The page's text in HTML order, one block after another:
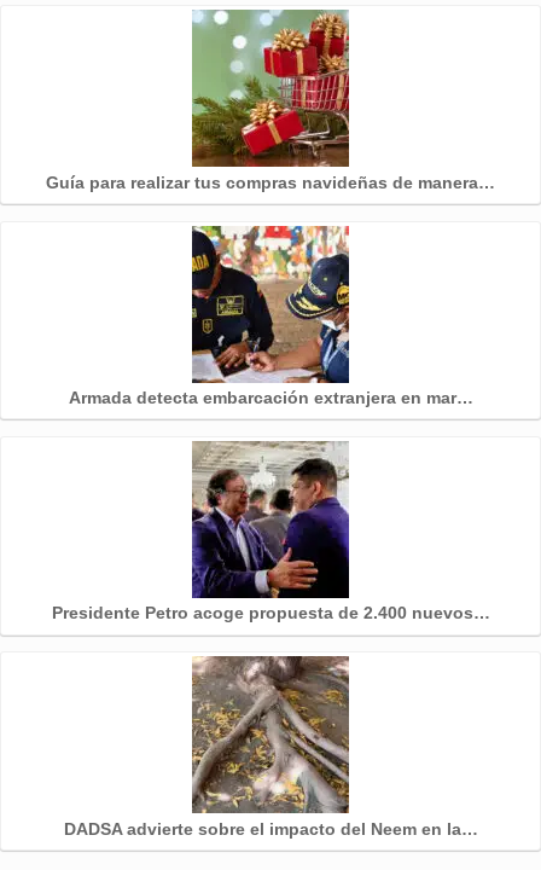
Guía para realizar tus compras navideñas de manera…
Armada detecta embarcación extranjera en mar…
Presidente Petro acoge propuesta de 2.400 nuevos…
DADSA advierte sobre el impacto del Neem en la…